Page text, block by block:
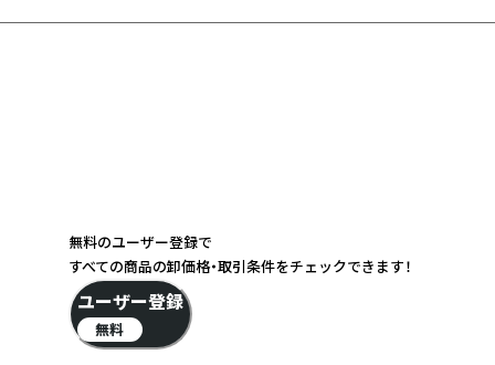
無料のユーザー登録で
すべての商品の卸価格・取引条件をチェックできます！
ユーザー登録
無料